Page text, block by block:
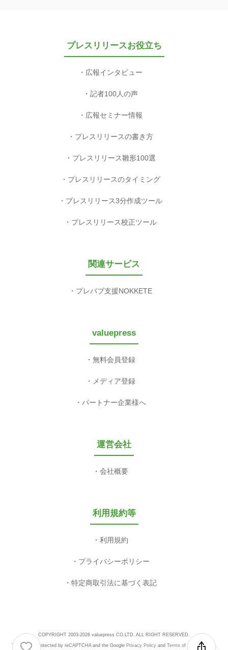
プレスリリースお役立ち
広報インタビュー
記者100人の声
広報セミナー情報
プレスリリースの書き方
プレスリリース雛形100選
プレスリリースのタイミング
プレスリリース3分作成ツール
プレスリリース校正ツール
関連サービス
プレパブ支援NOKKETE
valuepress
無料会員登録
メディア登録
パートナー企業様へ
運営会社
会社概要
利用規約等
利用規約
プライバシーポリシー
特定商取引法に基づく表記
COPYRIGHT 2003-2026 valuepress CO,LTD. ALL RIGHT RESERVED.
This site is protected by reCAPTCHA and the Google Privacy Policyand Terms of Serviceapply.